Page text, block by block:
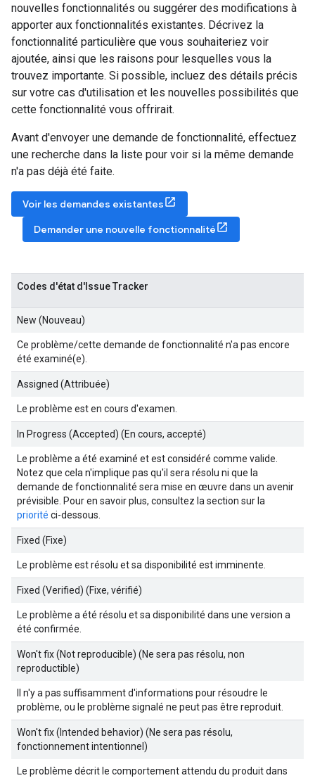
nouvelles fonctionnalités ou suggérer des modifications à
apporter aux fonctionnalités existantes. Décrivez la
fonctionnalité particulière que vous souhaiteriez voir
ajoutée, ainsi que les raisons pour lesquelles vous la
trouvez importante. Si possible, incluez des détails précis
sur votre cas d'utilisation et les nouvelles possibilités que
cette fonctionnalité vous offrirait.
Avant d'envoyer une demande de fonctionnalité, effectuez
une recherche dans la liste pour voir si la même demande
n'a pas déjà été faite.
Voir les demandes existantes
Demander une nouvelle fonctionnalité
Codes d'état d'Issue Tracker
New (Nouveau)
Ce problème/cette demande de fonctionnalité n'a pas encore
été examiné(e).
Assigned (Attribuée)
Le problème est en cours d'examen.
In Progress (Accepted) (En cours, accepté)
Le problème a été examiné et est considéré comme valide.
Notez que cela n'implique pas qu'il sera résolu ni que la
demande de fonctionnalité sera mise en œuvre dans un avenir
prévisible. Pour en savoir plus, consultez la section sur la
priorité ci-dessous.
Fixed (Fixe)
Le problème est résolu et sa disponibilité est imminente.
Fixed (Verified) (Fixe, vérifié)
Le problème a été résolu et sa disponibilité dans une version a
été confirmée.
Won't fix (Not reproducible) (Ne sera pas résolu, non
reproductible)
Il n'y a pas suffisamment d'informations pour résoudre le
problème, ou le problème signalé ne peut pas être reproduit.
Won't fix (Intended behavior) (Ne sera pas résolu,
fonctionnement intentionnel)
Le problème décrit le comportement attendu du produit dans